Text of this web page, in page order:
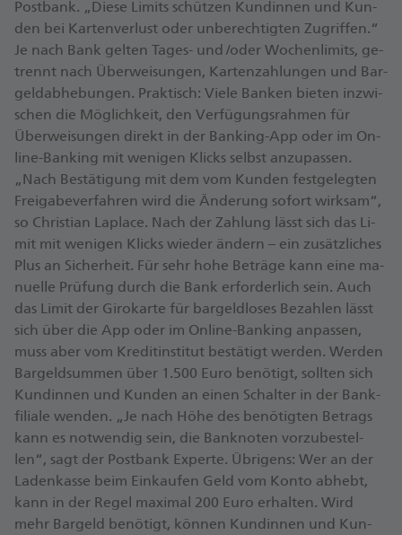
Postbank. „Die­se Li­mits schüt­zen Kun­din­nen und Kun­
den bei Kar­ten­ver­lust oder un­be­rech­tig­ten Zu­grif­fen.“
Je nach Bank gel­ten Ta­ges- un­d /oder Wo­chen­li­mits, ge­
trennt nach Über­wei­sun­gen, Kar­ten­zah­lun­gen und Bar­
geld­ab­he­bun­gen. Prak­tisch: Vie­le Ban­ken bie­ten in­zwi­
schen die Mög­lich­keit, den Ver­fü­gungs­rah­men für
Über­wei­sun­gen di­rekt in der Ban­king-App oder im On­
line-Ban­king mit we­ni­gen Klicks selbst an­zu­pas­sen.
„Nach Be­stä­ti­gung mit dem vom Kun­den fest­ge­leg­ten
Frei­ga­be­ver­fah­ren wird die Än­de­rung so­fort wirk­sam“,
so Chris­ti­an La­place. Nach der Zah­lung lässt sich das Li­
mit mit we­ni­gen Klicks wie­der än­dern – ein zu­sätz­li­ches
Plus an Si­cher­heit. Für sehr ho­he Be­trä­ge kann ei­ne ma­
nu­el­le Prü­fung durch die Bank er­for­der­lich sein. Auch
das Li­mit der Gi­ro­kar­te für bar­geld­lo­ses Be­zah­len lässt
sich über die App oder im On­line-Ban­king an­pas­sen,
muss aber vom Kre­dit­in­sti­tut be­stä­tigt wer­den. Wer­den
Bar­geld­sum­men über 1.500 Eu­ro be­nö­tigt, soll­ten sich
Kun­din­nen und Kun­den an ei­nen Schal­ter in der Bank­
fi­lia­le wen­den. „Je nach Hö­he des be­nö­tig­ten Be­trags
kann es not­wen­dig sein, die Bank­no­ten vor­zu­be­stel­
len“, sagt der Postbank Ex­per­te. Üb­ri­gens: Wer an der
La­den­kas­se beim Ein­kau­fen Geld vom Kon­to ab­hebt,
kann in der Re­gel ma­xi­mal 200 Eu­ro er­hal­ten. Wird
mehr Bar­geld be­nö­tigt, kön­nen Kun­din­nen und Kun­